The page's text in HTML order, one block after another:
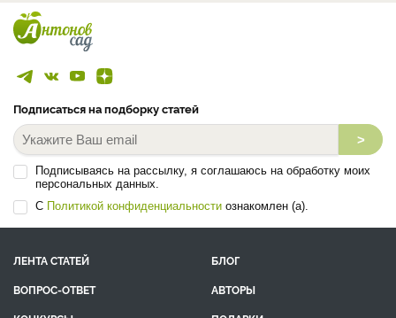
Подписаться на подборку статей
>
Подписываясь на рассылку, я соглашаюсь на обработку моих
персональных данных.
С Политикой конфиденциальности ознакомлен (а).
ЛЕНТА СТАТЕЙ
БЛОГ
ВОПРОС-ОТВЕТ
АВТОРЫ